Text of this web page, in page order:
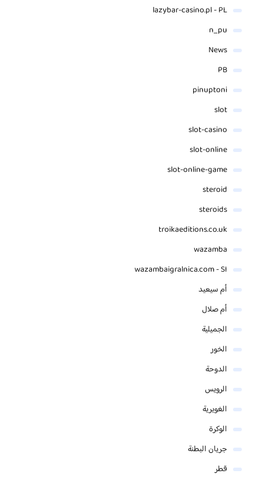
lazybar-casino.pl - PL
n_pu
News
PB
pinuptoni
slot
slot-casino
slot-online
slot-online-game
steroid
steroids
troikaeditions.co.uk
wazamba
wazambaigralnica.com - SI
أم سيعيد
أم صلال
الجميلية
الخور
الدوحة
الرويس
الغويرية
الوكرة
جريان البطنة
قطر